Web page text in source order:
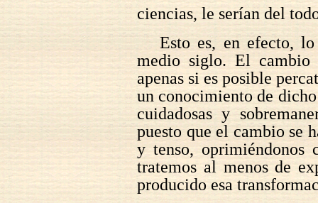
ciencias, le serían del
Esto es, en efecto,
medio siglo. El cambio
apenas si es posible
un conocimiento de
cuidadosas y
puesto que el cambio se
y tenso, oprimiéndonos
tratemos al menos de
producido esa